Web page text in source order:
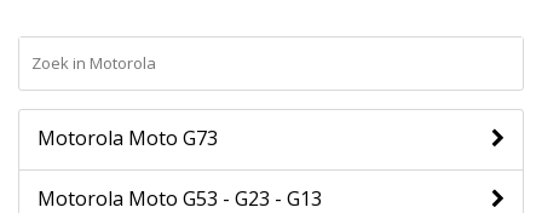
Motorola Moto G73
Motorola Moto G53 - G23 - G13